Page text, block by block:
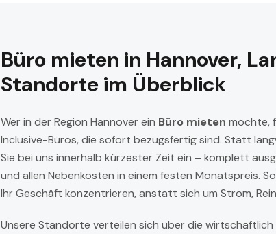
Büro mieten in Hannover,
Standorte im Überblick
Wer in der Region Hannover ein Büro mieten möchte,
Inclusive-Büros, die sofort bezugsfertig sind. Statt
Sie bei uns innerhalb kürzester Zeit ein – komplett
und allen Nebenkosten in einem festen Monatspreis.
Ihr Geschäft konzentrieren, anstatt sich um Strom,
Unsere Standorte verteilen sich über die